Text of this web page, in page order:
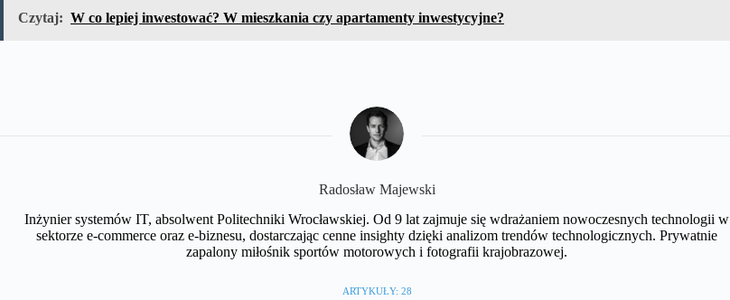
Czytaj: W co lepiej inwestować? W mieszkania czy apartamenty inwestycyjne?
Radosław Majewski
Inżynier systemów IT, absolwent Politechniki Wrocławskiej. Od 9 lat zajmuje się wdrażaniem nowoczesnych technologii w
sektorze e-commerce oraz e-biznesu, dostarczając cenne insighty dzięki analizom trendów technologicznych. Prywatnie
zapalony miłośnik sportów motorowych i fotografii krajobrazowej.
ARTYKUŁY: 28